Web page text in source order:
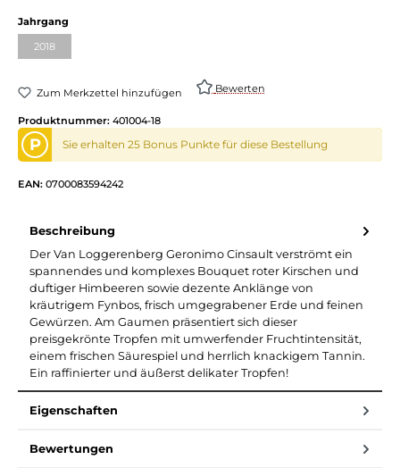
Jahrgang
2018
Zum Merkzettel hinzufügen Bewerten
Produktnummer: 401004-18
P Sie erhalten 25 Bonus Punkte für diese Bestellung
EAN: 0700083594242
Beschreibung
Der Van Loggerenberg Geronimo Cinsault verströmt ein
spannendes und komplexes Bouquet roter Kirschen und
duftiger Himbeeren sowie dezente Anklänge von
kräutrigem Fynbos, frisch umgegrabener Erde und feinen
Gewürzen. Am Gaumen präsentiert sich dieser
preisgekrönte Tropfen mit umwerfender Fruchtintensität,
einem frischen Säurespiel und herrlich knackigem Tannin.
Ein raffinierter und äußerst delikater Tropfen!
Eigenschaften
Bewertungen